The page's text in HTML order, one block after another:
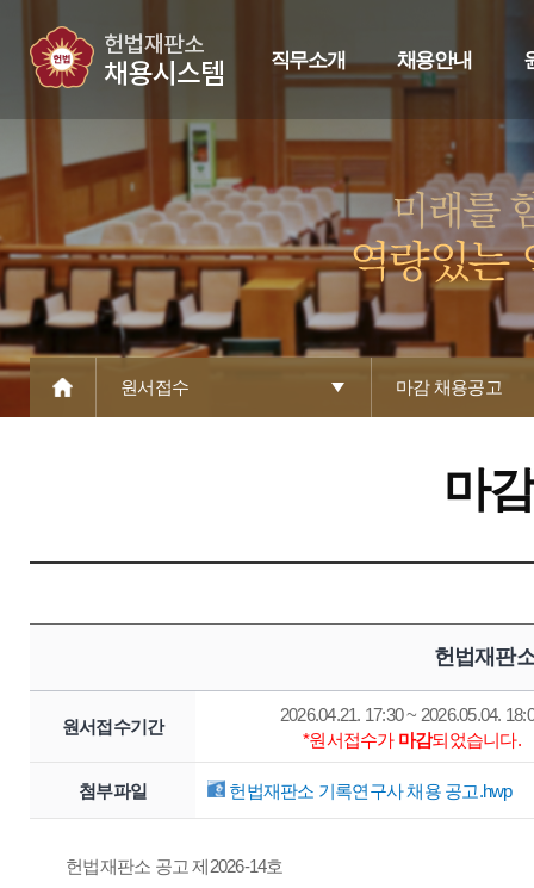
직무소개 채용안내
원서접수 마감 채용공고
마
헌법재판
원서접수기간
2026.04.21. 17:30 ~ 2026.05.04.
*원서접수가 마감되었습니다.
첨부파일 헌법재판소 기록연구사 채용 공고.hwp
헌법재판소 공고 제2026-14호